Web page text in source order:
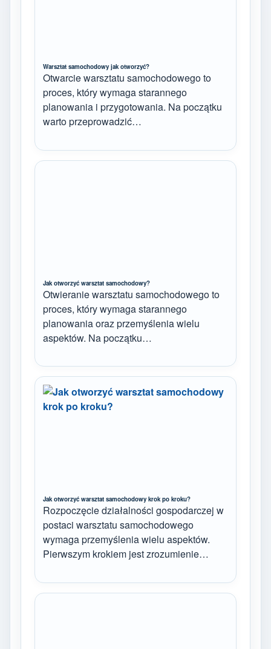
Warsztat samochodowy jak otworzyć?
Otwarcie warsztatu samochodowego to
proces, który wymaga starannego
planowania i przygotowania. Na początku
warto przeprowadzić…
Jak otworzyć warsztat samochodowy?
Otwieranie warsztatu samochodowego to
proces, który wymaga starannego
planowania oraz przemyślenia wielu
aspektów. Na początku…
Jak otworzyć warsztat samochodowy krok po kroku?
Rozpoczęcie działalności gospodarczej w
postaci warsztatu samochodowego
wymaga przemyślenia wielu aspektów.
Pierwszym krokiem jest zrozumienie…